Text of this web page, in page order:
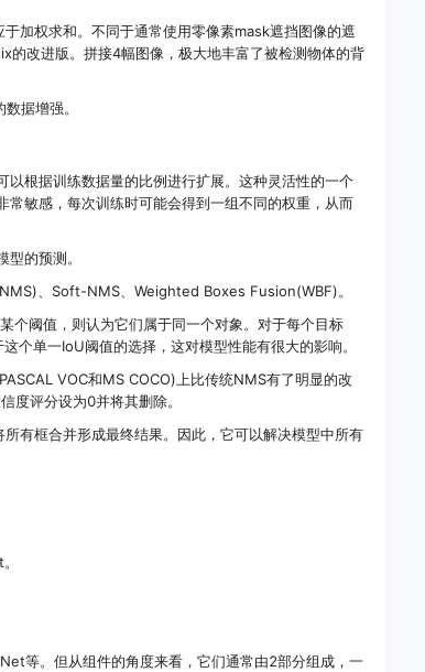
加权求和。不同于通常使用零像素mask遮挡图像的遮
改进版。拼接4幅图像，极大地丰富了被检测物体的背
据增强。
根据训练数据量的比例进行扩展。这种灵活性的一个
敏感，每次训练时可能会得到一组不同的权重，从而
的预测。
、Soft-NMS、Weighted Boxes Fusion(WBF)。
阈值，则认为它们属于同一个对象。对于每个目标
个单一IoU阈值的选择，这对模型性能有很大的影响。
VOC和MS COCO)上比传统NMS有了明显的改
度评分设为0并将其删除。
有框合并形成最终结果。因此，它可以解决模型中所有
等。但从组件的角度来看，它们通常由2部分组成，一